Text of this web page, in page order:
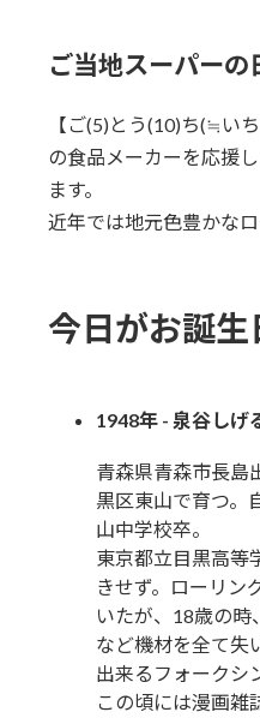
ご当地スーパーの
【ご(5)とう(10)ち(≒い
の食品メーカーを応援
ます。
近年では地元色豊かな
今日がお誕生
1948年 - 泉谷しげ
青森県青森市長島
黒区東山で育つ。
山中学校卒。
東京都立目黒高等
きせず。ローリン
いたが、18歳の時
など機材を全て失
出来るフォークシ
この頃には漫画雑